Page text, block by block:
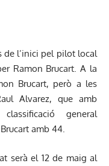
de l’inici pel pilot local
Ramon Brucart. A la
Brucart, però a les
Alvarez, que amb
general
amb 44.
serà el 12 de maig al